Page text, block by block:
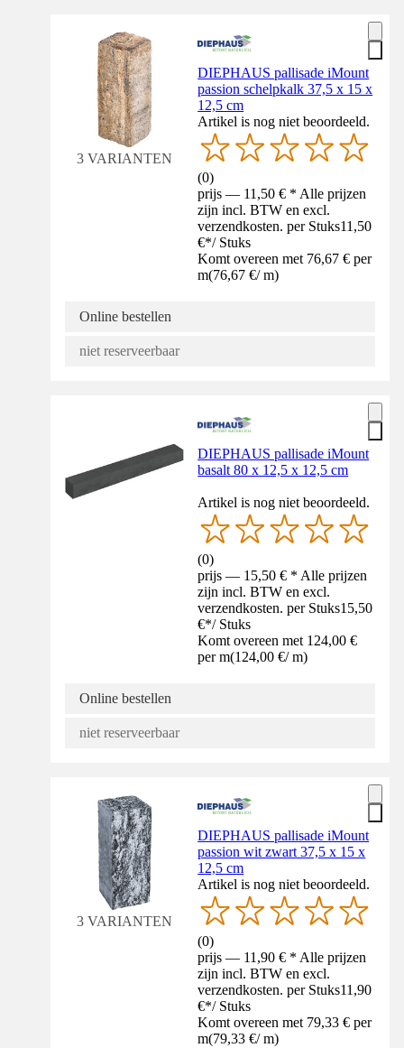
3 VARIANTEN
DIEPHAUS pallisade iMount
passion schelpkalk 37,5 x 15 x
12,5 cm
Artikel is nog niet beoordeeld.
(0)
prijs — 11,50 € * Alle prijzen
zijn incl. BTW en excl.
verzendkosten. per Stuks11,50
€*/ Stuks
Komt overeen met 76,67 € per
m(76,67 €/ m)
Online bestellen
niet reserveerbaar
DIEPHAUS pallisade iMount
basalt 80 x 12,5 x 12,5 cm
Artikel is nog niet beoordeeld.
(0)
prijs — 15,50 € * Alle prijzen
zijn incl. BTW en excl.
verzendkosten. per Stuks15,50
€*/ Stuks
Komt overeen met 124,00 €
per m(124,00 €/ m)
Online bestellen
niet reserveerbaar
3 VARIANTEN
DIEPHAUS pallisade iMount
passion wit zwart 37,5 x 15 x
12,5 cm
Artikel is nog niet beoordeeld.
(0)
prijs — 11,90 € * Alle prijzen
zijn incl. BTW en excl.
verzendkosten. per Stuks11,90
€*/ Stuks
Komt overeen met 79,33 € per
m(79,33 €/ m)